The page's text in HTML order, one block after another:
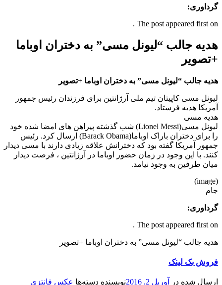
گرداوری:
The post appeared first on .
هدیه جالب “لیونل مسی” به دختران اوباما
+تصویر
هدیه جالب “لیونل مسی” به دختران اوباما +تصویر
لیونل مسی کاپیتان تیم ملی آرژانتین برای فرزندان رئیس جمهور
آمریکا هدیه فرستاد.
هدیه مسی
لیونل مسی(Lionel Messi) شب گذشته پیراهن های امضا شده خود
را برای دختران باراک اوباما(Barack Obama) ارسال کرد. رئیس
جمهور آمریکا گفته بود که دخترانش علاقه زیادی دارند با مسی دیدار
کنند. با این وجود در زمان حضور اوباما در آرژانتین ، فرصت دیدار
میان طرفین به وجود نیامد.
(image)
جام
گرداوری:
The post appeared first on .
هدیه جالب “لیونل مسی” به دختران اوباما +تصویر
فروش بک لینک
ارسال شده در آوریل 2, 2016 نویسنده دسته‌ها عکس فانتزی